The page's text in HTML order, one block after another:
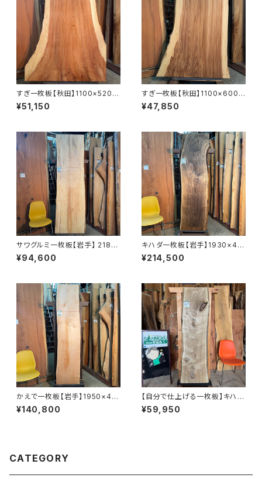
すぎ一枚板【秋田】1100×520~
900×40㎜【オイル塗装 仕上げ
済み】
¥51,150
すぎ一枚板【秋田】1100×600~
860×41㎜【オイル塗装 仕上げ
済み】
¥47,850
サワグルミ一枚板【岩手】 2180
×620~650×50㎜【オイル塗装
仕上げ済み】
¥94,600
キハダ一枚板【岩手】1930×43
0~530×45㎜【オイル塗装 仕
上げ済み】
¥214,500
かえで一枚板【岩手】1950×40
0~470×50㎜【オイル塗装 仕
上げ済み】
¥140,800
【自分で仕上げる一枚板】キハダ
【岩手】1620×380~480×37
㎜【プレーナー仕上げ＆木口カッ
¥59,950
CATEGORY